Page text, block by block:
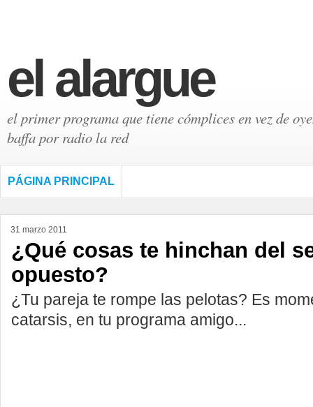
el alargue
el primer programa que tiene cómplices en vez de
baffa por radio la red
PÁGINA PRINCIPAL
31 marzo 2011
¿Qué cosas te hinchan del
opuesto?
¿Tu pareja te rompe las pelotas? Es
catarsis, en tu programa amigo...